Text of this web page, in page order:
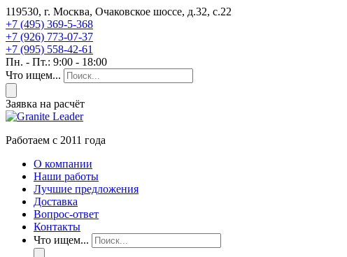
119530, г. Москва, Очаковское шоссе, д.32, с.22
+7 (495) 369-5-368
+7 (926) 773-07-37
+7 (995) 558-42-61
Пн. - Пт.: 9:00 - 18:00
Что ищем...
Заявка на расчёт
Работаем с 2011 года
О компании
Наши работы
Лучшие предложения
Доставка
Вопрос-ответ
Контакты
Что ищем...